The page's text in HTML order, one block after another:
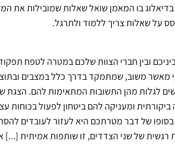
בדיאלוג בו המאמן שואל שאלות שמובילות את
על שאלות צריך ללמוד ולתרגל.
ובין חברי הצוות שלכם במטרה לטפח
מאשר משוב, שמתמקד בדרך כלל במצבים
לגלות מהן התשובות המתאימות להם.
ומעניקה להם ביטחון לפעול בכוחות
של דבר מטרתכם היא לעזור לעובדים
רגשית של שני הצדדים, זו שותפות אמיתית